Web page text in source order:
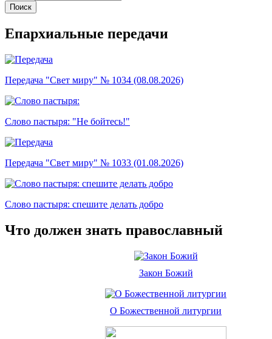
Епархиальные передачи
Передача "Свет миру" № 1034 (08.08.2026)
Слово пастыря: "Не бойтесь!"
Передача "Свет миру" № 1033 (01.08.2026)
Слово пастыря: спешите делать добро
Что должен знать православный
Закон Божий
О Божественной литургии